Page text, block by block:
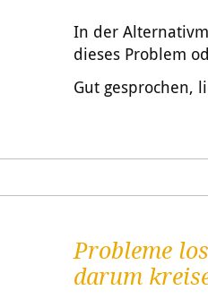
In der
dieses Problem
Gut gesprochen,
Probleme
darum